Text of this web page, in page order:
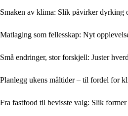
Smaken av klima: Slik påvirker dyrking
Matlaging som fellesskap: Nyt
Små endringer, stor forskjell: Juster
Planlegg ukens måltider – til fordel for
Fra fastfood til bevisste valg: Slik